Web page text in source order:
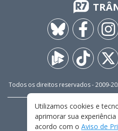
Todos os direitos reservados - 2009-
FALE
TERMOS E
Utilizamos cookies e
aprimorar sua
acordo com o Aviso de